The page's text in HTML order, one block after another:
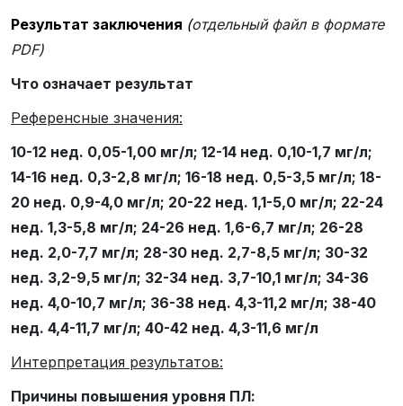
Результат заключения (отдельный файл в формате
PDF)
Что означает результат
Референсные значения:
10-12 нед. 0,05-1,00 мг/л; 12-14 нед. 0,10-1,7 мг/л;
14-16 нед. 0,3-2,8 мг/л; 16-18 нед. 0,5-3,5 мг/л; 18-
20 нед. 0,9-4,0 мг/л; 20-22 нед. 1,1-5,0 мг/л; 22-24
нед. 1,3-5,8 мг/л; 24-26 нед. 1,6-6,7 мг/л; 26-28
нед. 2,0-7,7 мг/л; 28-30 нед. 2,7-8,5 мг/л; 30-32
нед. 3,2-9,5 мг/л; 32-34 нед. 3,7-10,1 мг/л; 34-36
нед. 4,0-10,7 мг/л; 36-38 нед. 4,3-11,2 мг/л; 38-40
нед. 4,4-11,7 мг/л; 40-42 нед. 4,3-11,6 мг/л
Интерпретация результатов:
Причины повышения уровня ПЛ: